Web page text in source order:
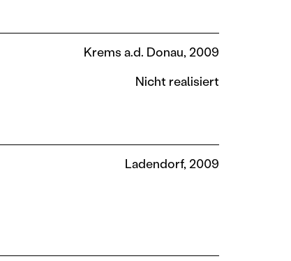
Krems a.d. Donau, 2009
Nicht realisiert
Ladendorf, 2009